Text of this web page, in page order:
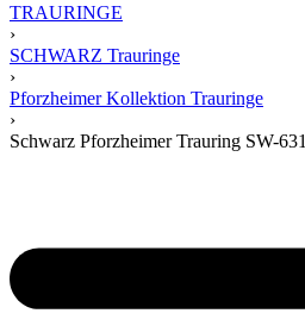
TRAURINGE
›
SCHWARZ Trauringe
›
Pforzheimer Kollektion Trauringe
›
Schwarz Pforzheimer Trauring SW-631